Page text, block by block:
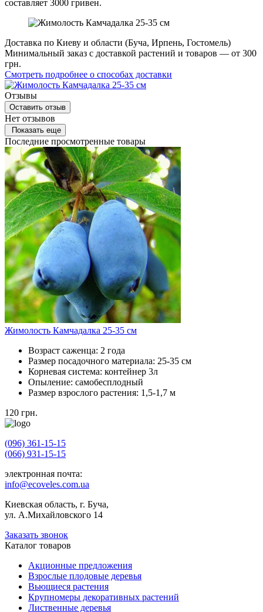
составляет 3000 гривен.
Доставка по Киеву и области (Буча, Ирпень, Гостомель)
Минимальный заказ с доставкой растений и товаров — от 300
грн.
Смотреть подробнее о способах доставки
Отзывы
Оставить отзыв
Нет отзывов
Показать еще
Последние просмотренные товары
Жимолость Камчадалка 25-35 см
Возраст саженца: 2 года
Размер посадочного материала: 25-35 см
Корневая система: контейнер 3л
Опыление: самобесплодный
Размер взрослого растения: 1,5-1,7 м
120 грн.
(096) 361-15-15
(066) 931-15-15
электронная почта:
info@ecoveles.com.ua
Киевская область, г. Буча,
ул. А.Михайловского 14
Заказать звонок
Каталог товаров
Акционные предложения
Взрослые плодовые деревья
Вьющиеся растения
Крупномеры декоративных растений
Лиственные деревья